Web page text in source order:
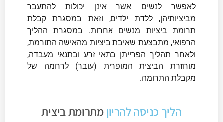
לאפשר לנשים אשר אינן יכולות להתעבר
מביציותיהן, ללדת ילדים, וזאת במסגרת קבלת
תרומת ביציות מנשים אחרות. במסגרת ההליך
הרפואי, מתבצעת שאיבת ביציות מהאישה התורמת,
ולאחר תהליך הפרייתן בתאי זרע ובתנאי מעבדה,
מוחזרת הביצית המופרית (עובר) לרחמה של
מקבלת התרומה.
הליך כניסה להריון מתרומת ביצית